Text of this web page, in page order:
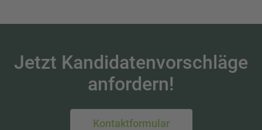
Jetzt Kandidatenvorschläge
anfordern!
Kontaktformular